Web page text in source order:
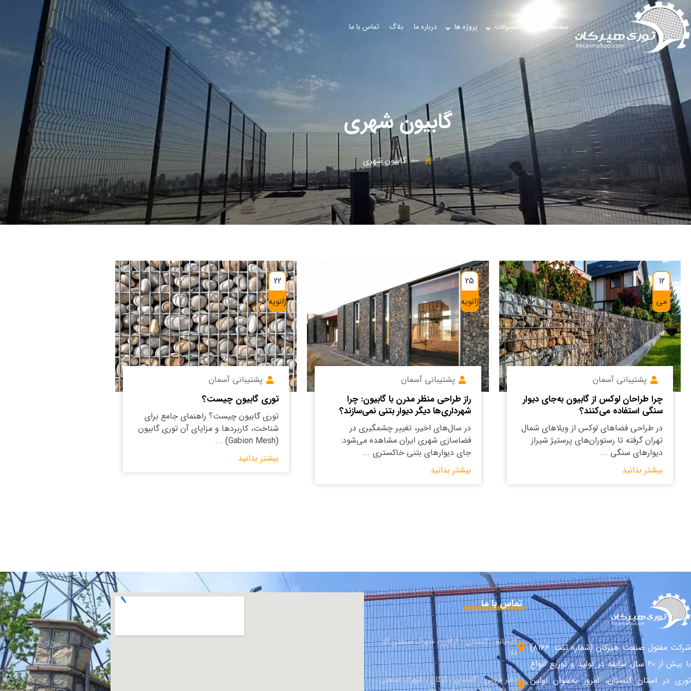
صفحه اصلی محصولات پروژه ها درباره ما بلاگ تماس با ما
گابیون شهری
گابیون شهری
12
می
پشتیبانی آسمان
چرا طراحان لوکس از گابیون به‌جای دیوار
سنگی استفاده می‌کنند؟
در طراحی فضاهای لوکس از ویلاهای شمال
تهران گرفته تا رستوران‌های پرستیژ شیراز
دیوارهای سنگی ...
بیشتر بدانید
25
ژانویه
پشتیبانی آسمان
راز طراحی منظر مدرن با گابیون: چرا
شهرداری‌ها دیگر دیوار بتنی نمی‌سازند؟
در سال‌های اخیر، تغییر چشمگیری در
فضاسازی شهری ایران مشاهده می‌شود:
جای دیوارهای بتنی خاکستری ...
بیشتر بدانید
22
ژانویه
پشتیبانی آسمان
توری گابیون چیست؟
توری گابیون چیست؟ راهنمای جامع برای
شناخت، کاربردها و مزایای آن توری گابیون
(Gabion Mesh) ...
بیشتر بدانید
شرکت مفتول صنعت هیرکان (شماره ثبت: ۸۱۶۶)
با بیش از ۲۰ سال سابقه در تولید و توزیع انواع
توری در استان گلستان، امروز به‌عنوان اولین
تماس با ما
کارخانه : گلستان ، گرگان ، شهرک صنعتی آق
قلا
دفتر فروش : گلستان ، گرگان ، شهرک صنعتی